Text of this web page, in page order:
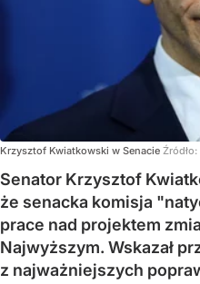
Krzysztof Kwiatkowski w Senacie Źródło:
Senator Krzysztof
że senacka komisja
prace nad projektem
Najwyższym. Wskazał
z najważniejszych